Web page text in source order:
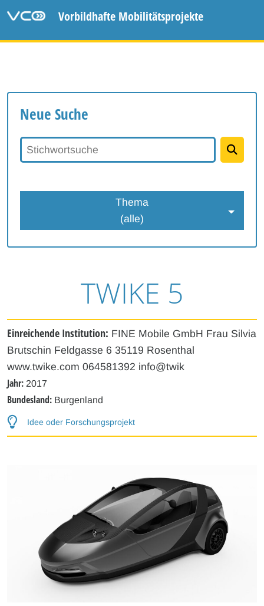
Vorbildhafte Mobilitätsprojekte
TWIKE 5
Einreichende Institution: FINE Mobile GmbH Frau Silvia
Brutschin Feldgasse 6 35119 Rosenthal
www.twike.com 064581392 info@twik
Jahr: 2017
Bundesland: Burgenland
Idee oder Forschungsprojekt
Neue Suche
Stichwortsuche
Thema
(alle)